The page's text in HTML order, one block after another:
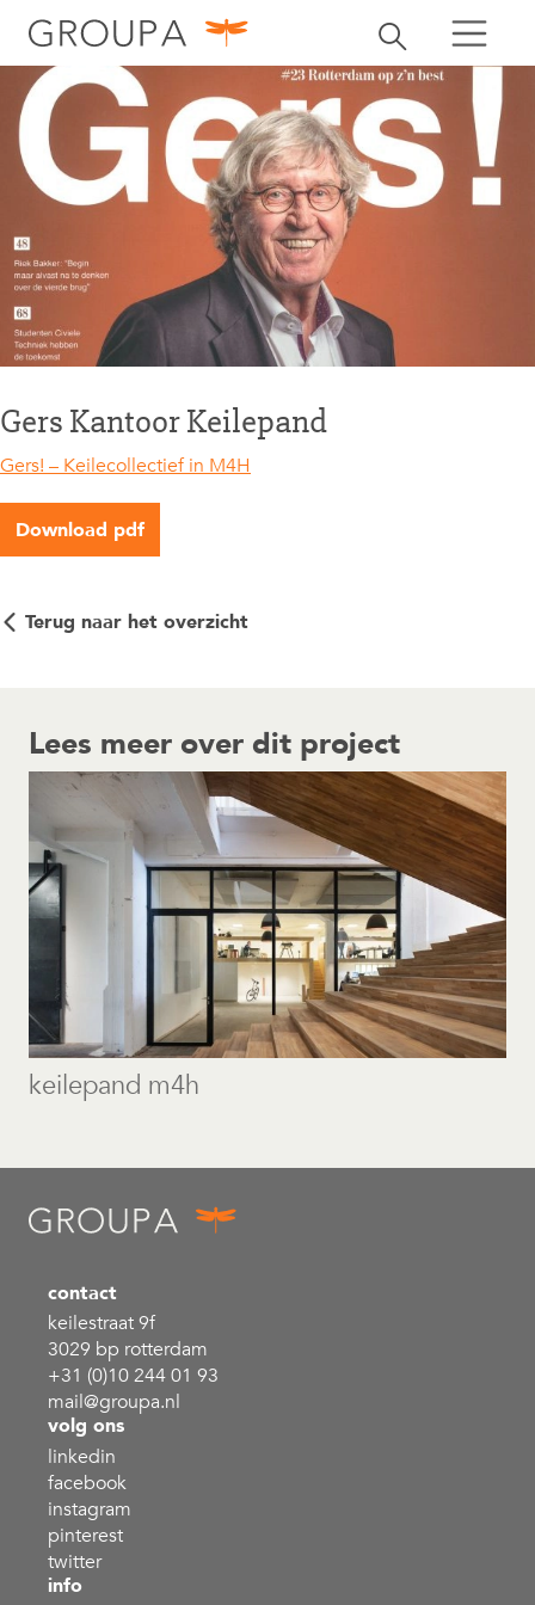
Zoekbalk
zoeken zoeken
Gers Kantoor Keilepand
Gers! – Keilecollectief in M4H
Download pdf
Terug naar het overzicht
Lees meer over dit project
keilepand m4h
contact
keilestraat 9f
3029 bp rotterdam
+31 (0)10 244 01 93
mail@groupa.nl
volg ons
linkedin
facebook
instagram
pinterest
twitter
info